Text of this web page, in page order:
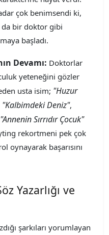
çok benimsendi ki,
da bir doktor gibi
başladı.
Devamı: Doktorlar
yeteneğini gözler
usta isim; "Huzur
"Kalbimdeki Deniz",
"Annenin Sırrıdır Çocuk"
rekortmeni pek çok
oynayarak başarısını
Yazarlığı ve
şarkıları yorumlayan